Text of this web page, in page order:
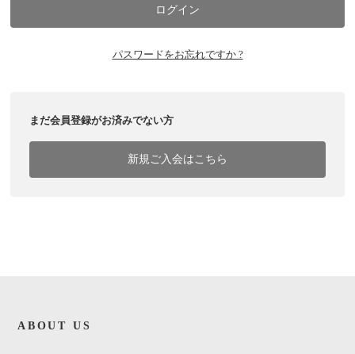
パスワードをお忘れですか ?
まだ会員登録がお済みでない方
新規ご入会はこちら
ABOUT US